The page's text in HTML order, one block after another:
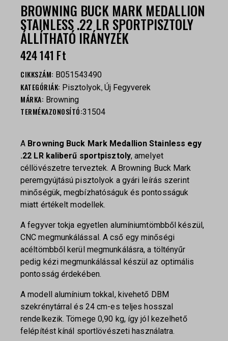
BROWNING BUCK MARK MEDALLION
STAINLESS .22 LR SPORTPISZTOLY
ÁLLÍTHATÓ IRÁNYZÉK
424 141 Ft
CIKKSZÁM: B051543490
KATEGÓRIÁK: Pisztolyok, Új Fegyverek
MÁRKA: Browning
TERMÉKAZONOSÍTÓ:31504
A Browning Buck Mark Medallion Stainless egy
.22 LR kaliberű sportpisztoly, amelyet
céllövészetre terveztek. A Browning Buck Mark
peremgyújtású pisztolyok a gyári leírás szerint
minőségük, megbízhatóságuk és pontosságuk
miatt értékelt modellek.
A fegyver tokja egyetlen alumíniumtömbből készül,
CNC megmunkálással. A cső egy minőségi
acéltömbből kerül megmunkálásra, a töltényűr
pedig kézi megmunkálással készül az optimális
pontosság érdekében.
A modell alumínium tokkal, kivehető DBM
szekrénytárral és 24 cm-es teljes hosszal
rendelkezik. Tömege 0,90 kg, így jól kezelhető
felépítést kínál sportlövészeti használatra.